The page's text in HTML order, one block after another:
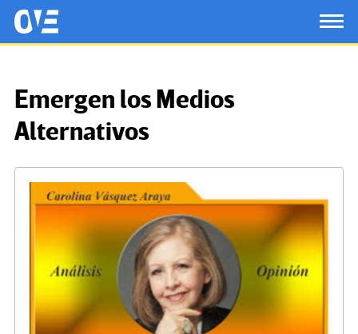
Saltar al contenido principal
OtrasVocesenEducacion.org
Emergen los Medios
Alternativos